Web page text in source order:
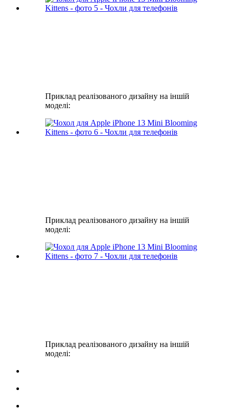
Приклад реалізованого дизайну на іншій
моделі:
Приклад реалізованого дизайну на іншій
моделі:
Приклад реалізованого дизайну на іншій
моделі: